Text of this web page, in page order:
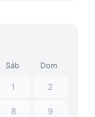
Sáb Dom
1 2
8 9